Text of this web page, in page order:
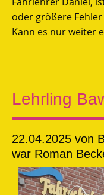
oder größere
Kann es nur weiter
Lehrling
22.04.2025 von
war Roman